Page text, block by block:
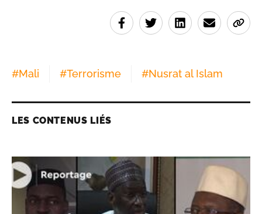
#Mali #Terrorisme #Nusrat al Islam
LES CONTENUS LIÉS